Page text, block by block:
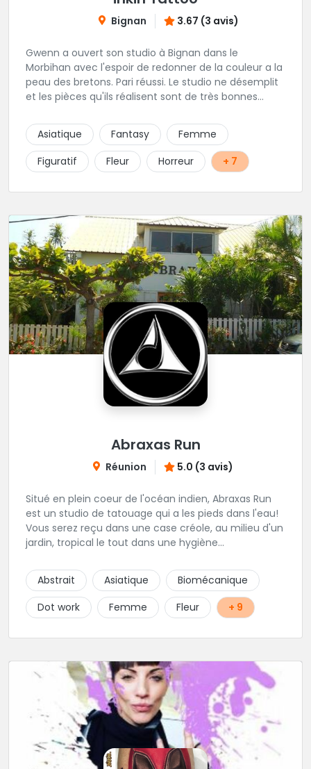
Bignan 3.67 (3 avis)
Gwenn a ouvert son studio à Bignan dans le
Morbihan avec l'espoir de redonner de la couleur a la
peau des bretons. Pari réussi. Le studio ne désemplit
et les pièces qu'ils réalisent sont de très bonnes
tout type de projet, son style est éclectique et vous
serez bien réussi par le tatoueur en personne.
Asiatique Fantasy
Femme
Figuratif
Fleur Horreur + 7
Abraxas Run
Réunion 5.0 (3 avis)
Situé en plein coeur de l'océan indien, Abraxas Run
est un studio de tatouage qui a les pieds dans l'eau!
Vous serez reçu dans une case créole, au milieu d'un
jardin, tropical le tout dans une hygiène
choix de bijoux et uniquement dans des matières
biocompatibles! Vous le trouverez à Saint-Gilles les
Bains...les doigts de pieds en éventail...
Abstrait Asiatique
Biomécanique
Dot work
Femme Fleur + 9